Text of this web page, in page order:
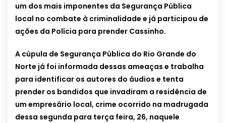
um dos mais imponentes da Segurança Pública
local no combate à criminalidade e já participou de
ações da Polícia para prender Cassinho.
A cúpula de Segurança Pública do Rio Grande do
Norte já foi informada dessas ameaças e trabalha
para identificar os autores do áudios e tenta
prender os bandidos que invadiram a residência de
um empresário local, crime ocorrido na madrugada
dessa segunda para terça feira, 26, naquele